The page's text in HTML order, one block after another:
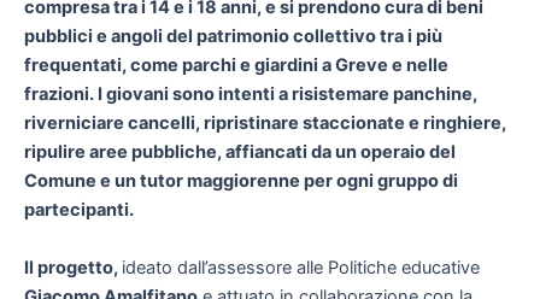
compresa tra i 14 e i 18 anni, e si prendono cura di beni
pubblici e angoli del patrimonio collettivo tra i più
frequentati, come parchi e giardini a Greve e nelle
frazioni. I giovani sono intenti a risistemare panchine,
riverniciare cancelli, ripristinare staccionate e ringhiere,
ripulire aree pubbliche, affiancati da un operaio del
Comune e un tutor maggiorenne per ogni gruppo di
partecipanti.
Il progetto, ideato dall’assessore alle Politiche educative